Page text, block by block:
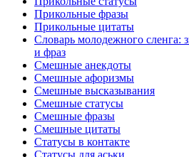
Прикольные фразы
Прикольные цитаты
Словарь молодежного сленга:
и фраз
Смешные анекдоты
Смешные афоризмы
Смешные высказывания
Смешные статусы
Смешные фразы
Смешные цитаты
Статусы в контакте
Статусы для аськи